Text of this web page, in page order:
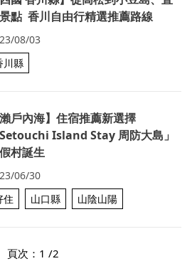
點 香川自由行精選推薦路線
08/03
川縣
瀨戶內海】住宿推薦新選擇
Setouchi Island Stay 周防大島」
村誕生
06/30
住
山口縣 山陰山陽
頁次：1 /2